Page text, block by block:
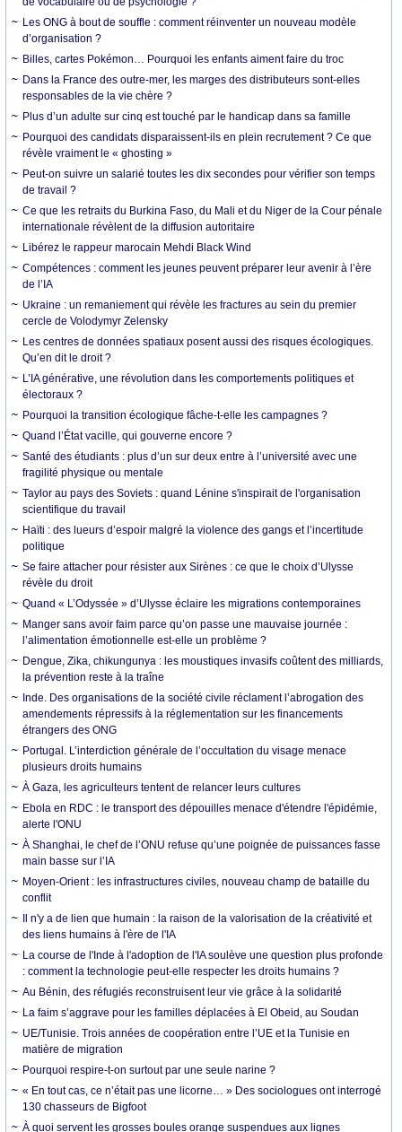
Les ONG à bout de souffle : comment réinventer un nouveau modèle
d’organisation ?
Billes, cartes Pokémon… Pourquoi les enfants aiment faire du troc
Dans la France des outre-mer, les marges des distributeurs sont-elles
responsables de la vie chère ?
Plus d’un adulte sur cinq est touché par le handicap dans sa famille
Pourquoi des candidats disparaissent-ils en plein recrutement ? Ce que
révèle vraiment le « ghosting »
Peut-on suivre un salarié toutes les dix secondes pour vérifier son temps
de travail ?
Ce que les retraits du Burkina Faso, du Mali et du Niger de la Cour pénale
internationale révèlent de la diffusion autoritaire
Libérez le rappeur marocain Mehdi Black Wind
Compétences : comment les jeunes peuvent préparer leur avenir à l’ère
de l’IA
Ukraine : un remaniement qui révèle les fractures au sein du premier
cercle de Volodymyr Zelensky
Les centres de données spatiaux posent aussi des risques écologiques.
Qu’en dit le droit ?
L’IA générative, une révolution dans les comportements politiques et
électoraux ?
Pourquoi la transition écologique fâche-t-elle les campagnes ?
Quand l’État vacille, qui gouverne encore ?
Santé des étudiants : plus d’un sur deux entre à l’université avec une
fragilité physique ou mentale
Taylor au pays des Soviets : quand Lénine s'inspirait de l'organisation
scientifique du travail
Haïti : des lueurs d’espoir malgré la violence des gangs et l’incertitude
politique
Se faire attacher pour résister aux Sirènes : ce que le choix d’Ulysse
révèle du droit
Quand « L’Odyssée » d’Ulysse éclaire les migrations contemporaines
Manger sans avoir faim parce qu’on passe une mauvaise journée :
l’alimentation émotionnelle est-elle un problème ?
Dengue, Zika, chikungunya : les moustiques invasifs coûtent des milliards,
la prévention reste à la traîne
Inde. Des organisations de la société civile réclament l’abrogation des
amendements répressifs à la réglementation sur les financements
étrangers des ONG
Portugal. L’interdiction générale de l’occultation du visage menace
plusieurs droits humains
À Gaza, les agriculteurs tentent de relancer leurs cultures
Ebola en RDC : le transport des dépouilles menace d'étendre l'épidémie,
alerte l'ONU
À Shanghai, le chef de l’ONU refuse qu’une poignée de puissances fasse
main basse sur l’IA
Moyen-Orient : les infrastructures civiles, nouveau champ de bataille du
conflit
Il n'y a de lien que humain : la raison de la valorisation de la créativité et
des liens humains à l'ère de l'IA
La course de l'Inde à l'adoption de l'IA soulève une question plus profonde
: comment la technologie peut-elle respecter les droits humains ?
Au Bénin, des réfugiés reconstruisent leur vie grâce à la solidarité
La faim s’aggrave pour les familles déplacées à El Obeid, au Soudan
UE/Tunisie. Trois années de coopération entre l’UE et la Tunisie en
matière de migration
Pourquoi respire-t-on surtout par une seule narine ?
« En tout cas, ce n’était pas une licorne… » Des sociologues ont interrogé
130 chasseurs de Bigfoot
À quoi servent les grosses boules orange suspendues aux lignes